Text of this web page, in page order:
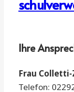
Ihre
Frau
Telefon: